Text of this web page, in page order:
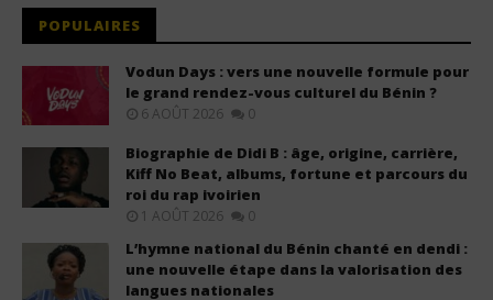
POPULAIRES
Vodun Days : vers une nouvelle formule pour
le grand rendez-vous culturel du Bénin ?
6 AOÛT 2026 0
Biographie de Didi B : âge, origine, carrière,
Kiff No Beat, albums, fortune et parcours du
roi du rap ivoirien
1 AOÛT 2026 0
L’hymne national du Bénin chanté en dendi :
une nouvelle étape dans la valorisation des
langues nationales